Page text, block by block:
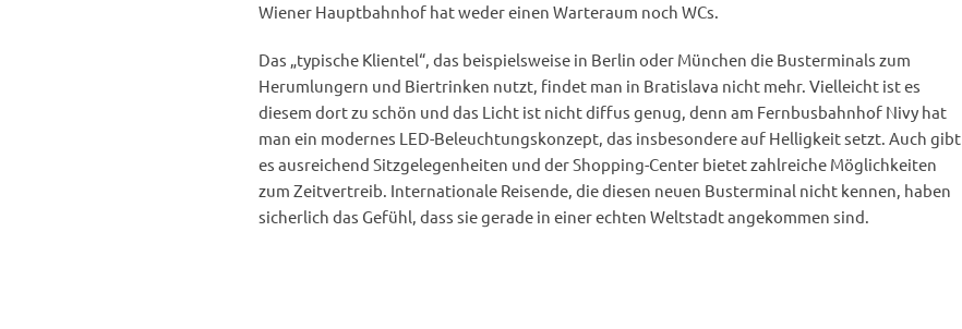
Wiener Hauptbahnhof hat weder einen Warteraum noch WCs.
Das „typische Klientel“, das beispielsweise in Berlin oder München die Busterminals zum
Herumlungern und Biertrinken nutzt, findet man in Bratislava nicht mehr. Vielleicht ist es
diesem dort zu schön und das Licht ist nicht diffus genug, denn am Fernbusbahnhof Nivy hat
man ein modernes LED-Beleuchtungskonzept, das insbesondere auf Helligkeit setzt. Auch gibt
es ausreichend Sitzgelegenheiten und der Shopping-Center bietet zahlreiche Möglichkeiten
zum Zeitvertreib. Internationale Reisende, die diesen neuen Busterminal nicht kennen, haben
sicherlich das Gefühl, dass sie gerade in einer echten Weltstadt angekommen sind.